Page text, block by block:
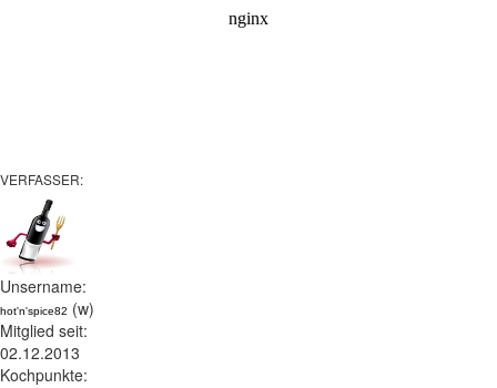
VERFASSER:
Unsername:
hot'n'spice82 (w)
Mitglied seit:
02.12.2013
Kochpunkte: